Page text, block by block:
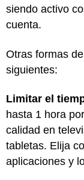
siendo activo
cuenta.
Otras formas
siguientes:
Limitar el
hasta 1 hora
calidad en
tabletas. Elija
aplicaciones y